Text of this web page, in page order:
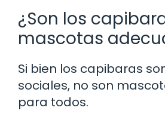
¿Son los
mascotas
Si bien los capibaras
sociales, no son
para todos.